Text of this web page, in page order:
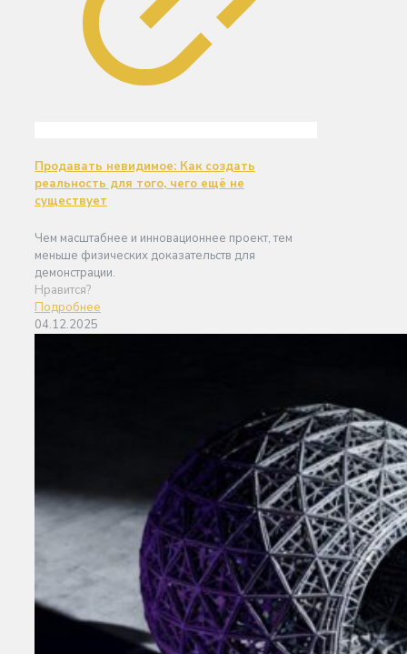
Продавать невидимое: Как создать
реальность для того, чего ещё не
существует
Чем масштабнее и инновационнее проект, тем
меньше физических доказательств для
демонстрации.
Нравится?
Подробнее
04.12.2025